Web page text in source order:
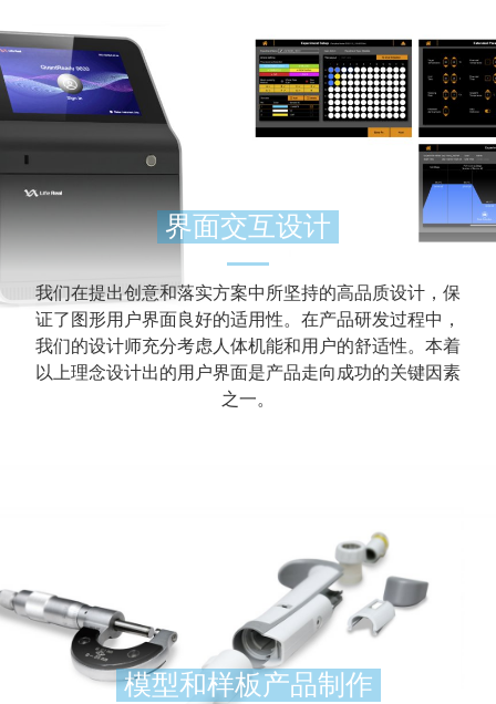
界面交互设计
我们在提出创意和落实方案中所坚持的高品质设计，保
证了图形用户界面良好的适用性。在产品研发过程中，
我们的设计师充分考虑人体机能和用户的舒适性。本着
以上理念设计出的用户界面是产品走向成功的关键因素
之一。
模型和样板产品制作